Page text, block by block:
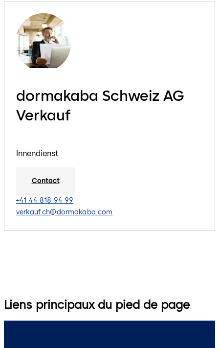
dormakaba Schweiz AG
Verkauf
Innendienst
Contact
+41 44 818 94 99
verkauf.ch@dormakaba.com
Liens principaux du pied de page